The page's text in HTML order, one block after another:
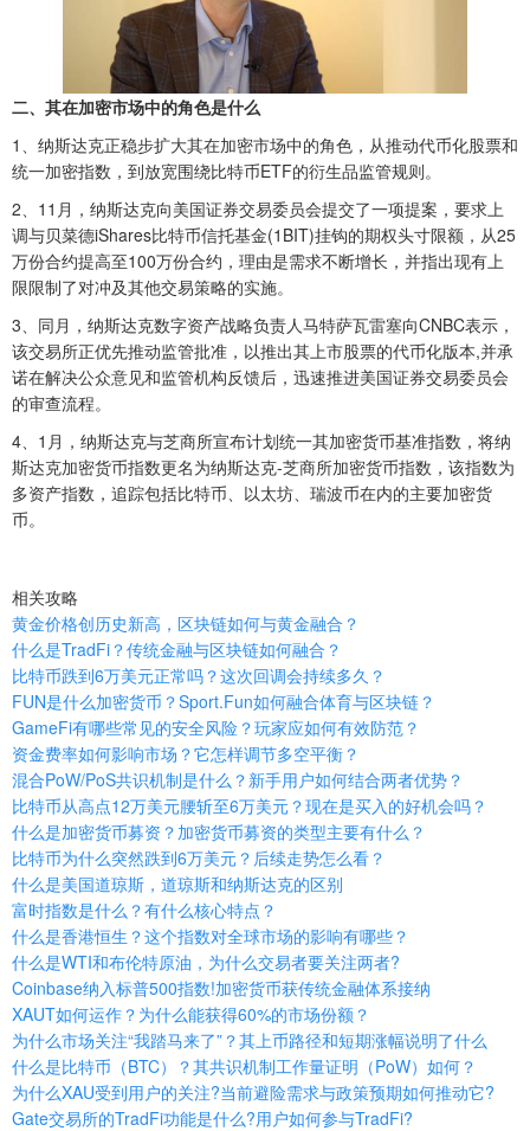
二、其在加密市场中的角色是什么
1‌、 纳斯达克正稳步扩大其在加密市场中的角色，从推动代币化股票和
统一加密指数，到放宽围绕比特币ETF的衍生品监管规则。
2、11月，纳斯达克向美国证券交易委员会提交了一项提案，要求上
调与贝菜德iShares比特币信托基金(1BIT)挂钩的期权头寸限额，从25
万份合约提高至100万份合约，理由是需求不断增长，并指出现有上
限限制了对冲及其他交易策略的实施。
3、同月，纳斯达克数字资产战略负责人马特萨瓦雷塞向CNBC表示，
该交易所正优先推动监管批准，以推出其上市股票的代币化版本,并承
诺在解决公众意见和监管机构反馈后，迅速推进美国证券交易委员会
的审查流程。
4、1月，纳斯达克与芝商所宣布计划统一其加密货币基准指数，将纳
斯达克加密货币指数更名为纳斯达克-芝商所加密货币指数，该指数为
多资产指数，追踪包括比特币、以太坊、瑞波币在内的主要加密货
币。
相关攻略
黄金价格创历史新高，区块链如何与黄金融合？
什么是TradFi？传统金融与区块链如何融合？
比特币跌到6万美元正常吗？这次回调会持续多久？
FUN是什么加密货币？Sport.Fun如何融合体育与区块链？
GameFi有哪些常见的安全风险？玩家应如何有效防范？
资金费率如何影响市场？它怎样调节多空平衡？
混合PoW/PoS共识机制是什么？新手用户如何结合两者优势？
比特币从高点12万美元腰斩至6万美元？现在是买入的好机会吗？
什么是加密货币募资？加密货币募资的类型主要有什么？
比特币为什么突然跌到6万美元？后续走势怎么看？
什么是美国道琼斯，道琼斯和纳斯达克的区别
富时指数是什么？有什么核心特点？
什么是香港恒生？这个指数对全球市场的影响有哪些？
什么是WTI和布伦特原油，为什么交易者要关注两者?
Coinbase纳入标普500指数!加密货币获传统金融体系接纳
XAUT如何运作？为什么能获得60%的市场份额？
为什么市场关注“我踏马来了”？其上币路径和短期涨幅说明了什么
什么是比特币（BTC）？其共识机制工作量证明（PoW）如何？
为什么XAU受到用户的关注?当前避险需求与政策预期如何推动它?
Gate交易所的TradFi功能是什么?用户如何参与TradFi?